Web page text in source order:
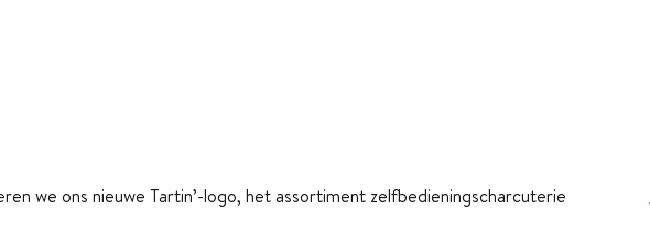
we ons nieuwe Tartin’-logo, het assortiment zelfbedieningscharcuterie